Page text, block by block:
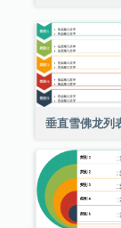
垂直雪佛龙列